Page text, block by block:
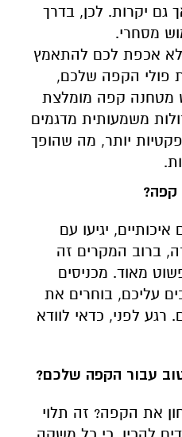
גם יקרות. לכן, בדרך
מסחרי.
אכפת לכם להתאמץ
פולי הקפה שלכם,
מטחנה קפה מומלצת
משמעותית מדגמים
יותר, מה שהופך
.
יגיעו עם
ברוב המקרים זה
מאוד. מכניסים
עליכם, בוחרים את
רגע לפני, כדאי לוודא
עבור הקפה שלכם?
את הקפה? זה תלוי